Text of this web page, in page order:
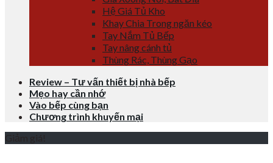
Hệ Giá Tủ Kho
Khay Chia Trong ngăn kéo
Tay Nắm Tủ Bếp
Tay nâng cánh tủ
Thùng Rác, Thùng Gạo
Review – Tư vấn thiết bị nhà bếp
Mẹo hay cần nhớ
Vào bếp cùng bạn
Chương trình khuyến mại